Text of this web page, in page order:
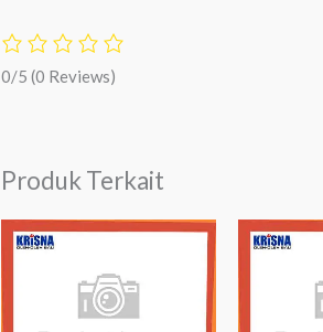
0/5 (0 Reviews)
Produk Terkait